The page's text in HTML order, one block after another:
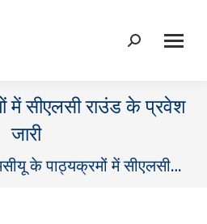
Search:
में सीएलसी राउंड के प्रवेश
जारी
के पाठ्यक्रमों में सीएलसी…